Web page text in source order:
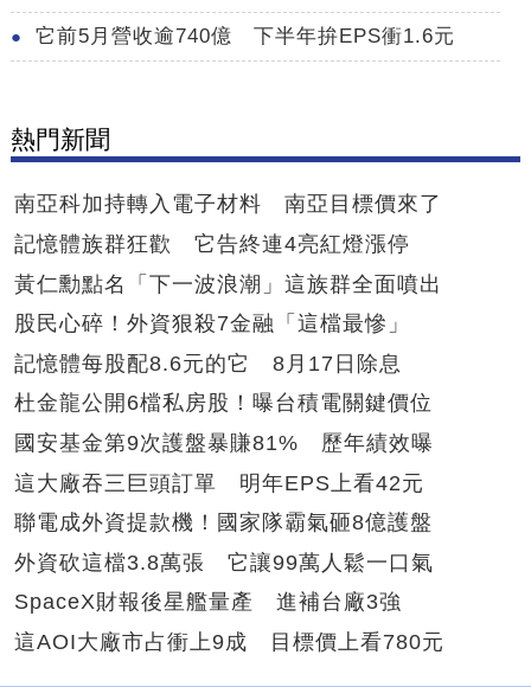
它前5月營收逾740億 下半年拚EPS衝1.6元
熱門新聞
南亞科加持轉入電子材料 南亞目標價來了
記憶體族群狂歡 它告終連4亮紅燈漲停
黃仁勳點名「下一波浪潮」這族群全面噴出
股民心碎！外資狠殺7金融「這檔最慘」
記憶體每股配8.6元的它 8月17日除息
杜金龍公開6檔私房股！曝台積電關鍵價位
國安基金第9次護盤暴賺81% 歷年績效曝
這大廠吞三巨頭訂單 明年EPS上看42元
聯電成外資提款機！國家隊霸氣砸8億護盤
外資砍這檔3.8萬張 它讓99萬人鬆一口氣
SpaceX財報後星艦量產 進補台廠3強
這AOI大廠市占衝上9成 目標價上看780元